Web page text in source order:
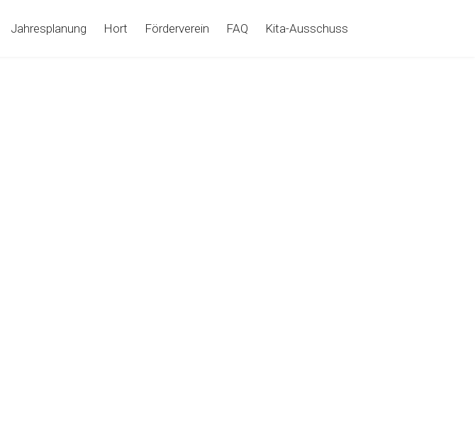
Jahresplanung Hort Förderverein FAQ Kita-Ausschuss